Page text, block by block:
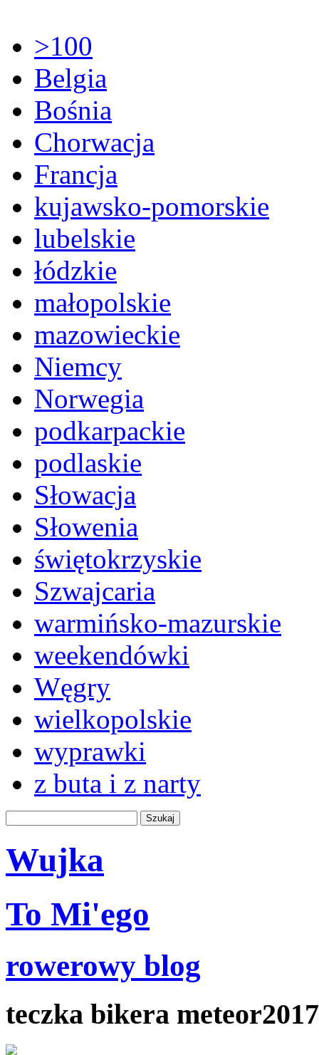
>100
Belgia
Bośnia
Chorwacja
Francja
kujawsko-pomorskie
lubelskie
łódzkie
małopolskie
mazowieckie
Niemcy
Norwegia
podkarpackie
podlaskie
Słowacja
Słowenia
świętokrzyskie
Szwajcaria
warmińsko-mazurskie
weekendówki
Węgry
wielkopolskie
wyprawki
z buta i z narty
Wujka
To Mi'ego
rowerowy blog
teczka bikera meteor2017